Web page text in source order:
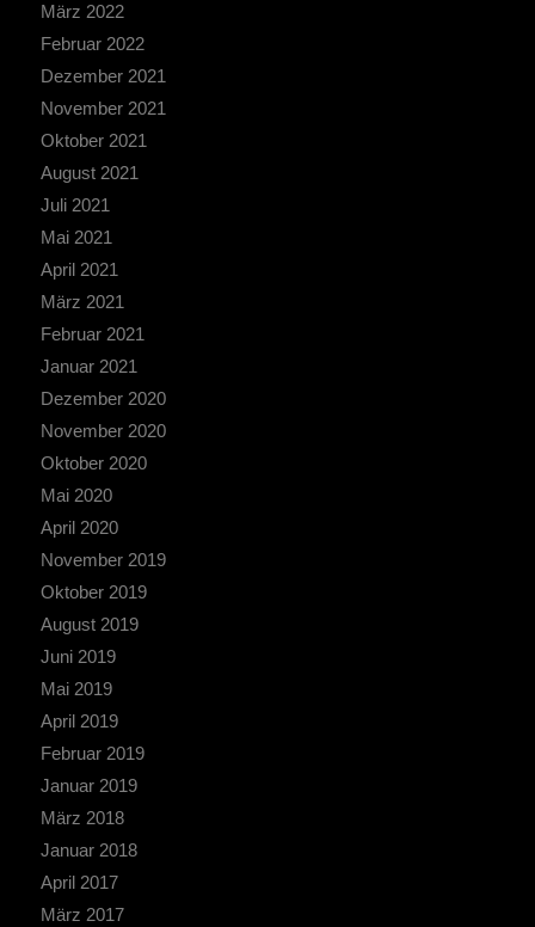
März 2022
Februar 2022
Dezember 2021
November 2021
Oktober 2021
August 2021
Juli 2021
Mai 2021
April 2021
März 2021
Februar 2021
Januar 2021
Dezember 2020
November 2020
Oktober 2020
Mai 2020
April 2020
November 2019
Oktober 2019
August 2019
Juni 2019
Mai 2019
April 2019
Februar 2019
Januar 2019
März 2018
Januar 2018
April 2017
März 2017